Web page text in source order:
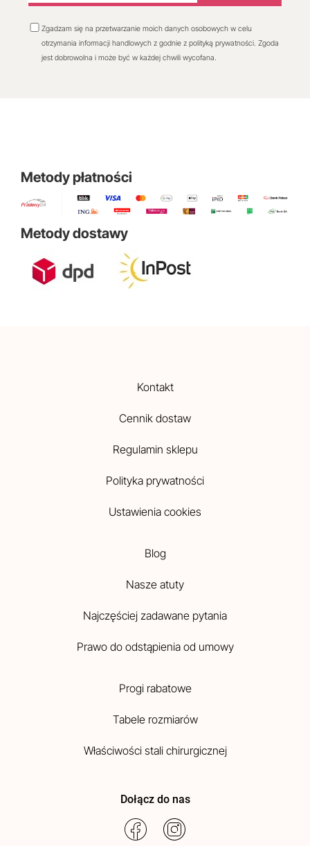
Zgadzam się na przetwarzanie moich danych osobowych w celu
otrzymania informacji handlowych z godnie z polityką prywatności. Zgoda
jest dobrowolna i może być w każdej chwili wycofana.
Metody płatności
Metody dostawy
Kontakt
Cennik dostaw
Regulamin sklepu
Polityka prywatności
Ustawienia cookies
Blog
Nasze atuty
Najczęściej zadawane pytania
Prawo do odstąpienia od umowy
Progi rabatowe
Tabele rozmiarów
Właściwości stali chirurgicznej
Dołącz do nas